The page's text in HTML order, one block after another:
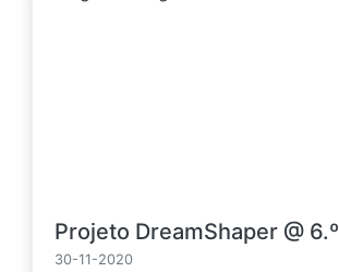
Projeto DreamShaper @ 6.º
30-11-2020